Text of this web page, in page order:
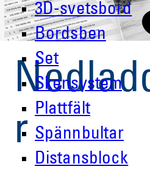
3D-svetsbord
Bordsben
Set
Skensystem
Plattfält
Spännbultar
Distansblock
r